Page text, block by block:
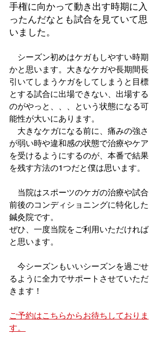
手権に向かって動き出す時期に入
ったんだなとも試合を見ていて思
いました。
シーズン初めはケガもしやすい時期
かと思います。大きなケガや長期間長
引いてしまうケガをしてしまうと目標
とする試合に出場できない、出場する
のがやっと、、、という状態になる可
能性が大いにあります。
大きなケガになる前に、痛みの強さ
が弱い時や違和感の状態で治療やケア
を受けるようにするのが、本番で結果
を残す方法の1つだと僕は思います。
当院はスポーツのケガの治療や試合
前後のコンディショニングに特化した
鍼灸院です。
ぜひ、一度当院をご利用いただければ
と思います。
今シーズンもいいシーズンを過ごせ
るように全力でサポートさせていただ
きます！
ご予約はこちらからお待ちしておりま
す。